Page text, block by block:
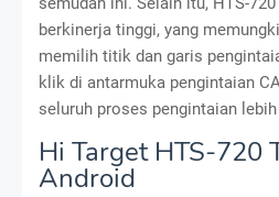
berkinerja tinggi, yang
memilih titik dan garis
klik di antarmuka pengintaian
seluruh proses pengintaian
Hi Target HTS-720
Android